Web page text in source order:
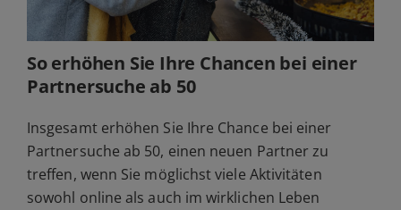
So erhöhen Sie Ihre Chancen bei einer
Partnersuche ab 50
Insgesamt erhöhen Sie Ihre Chance bei einer
Partnersuche ab 50, einen neuen Partner zu
treffen, wenn Sie möglichst viele Aktivitäten
sowohl online als auch im wirklichen Leben